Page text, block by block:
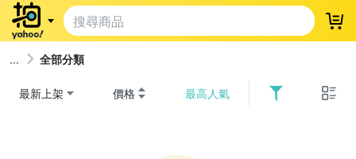
登
全部分類
最新上架 價格 最高人氣